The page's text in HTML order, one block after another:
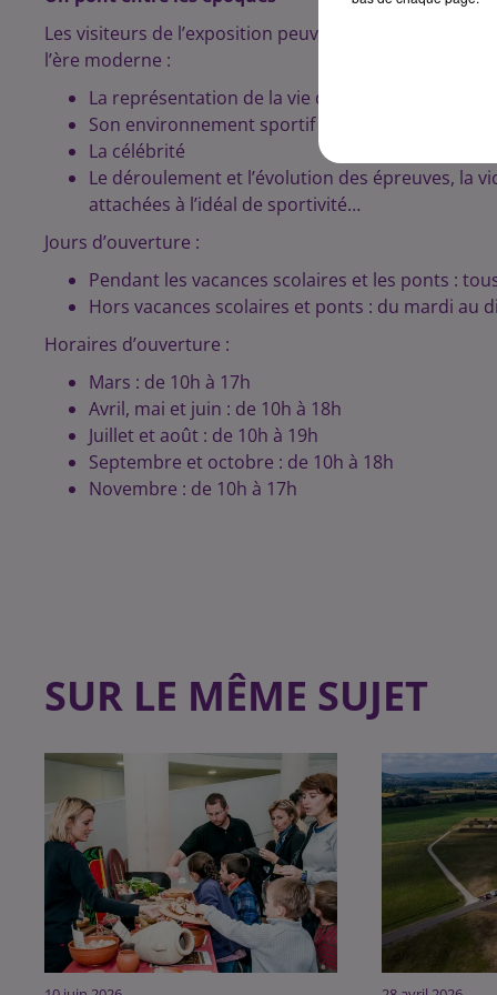
Les visiteurs de l’exposition peuvent découvrir des
l’ère moderne :
La représentation de la vie de l’athlète
Son environnement sportif
La célébrité
Le déroulement et l’évolution des épreuves, la
attachées à l’idéal de sportivité…
Jours d’ouverture :
Pendant les vacances scolaires et les ponts :
Hors vacances scolaires et ponts : du mardi au
Horaires d’ouverture :
Mars : de 10h à 17h
Avril, mai et juin : de 10h à 18h
Juillet et août : de 10h à 19h
Septembre et octobre : de 10h à 18h
Novembre : de 10h à 17h
SUR LE MÊME SUJET